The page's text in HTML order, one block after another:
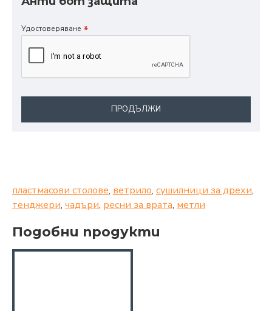
Удостоверяване
ПРОДЪЛЖИ
пластмасови столове, ветрило, сушилници за дрехи,
тенджери, чадъри, ресни за врата, метли
Подобни продукти